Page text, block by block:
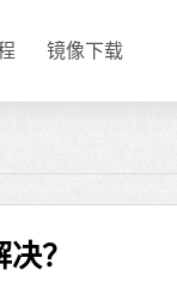
镜像下载
？